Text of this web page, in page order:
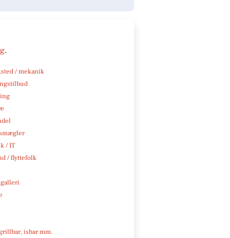
.
/ mekanik
/ IT
/ flyttefolk
isbar mm.